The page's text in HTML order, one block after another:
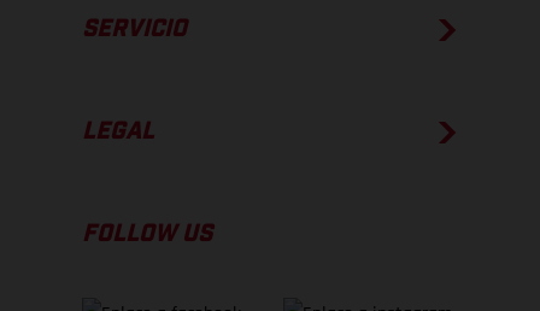
SERVICIO
LEGAL
FOLLOW US